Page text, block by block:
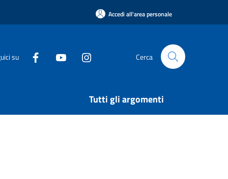
Accedi all'area personale
su Cerca
Tutti gli argomenti